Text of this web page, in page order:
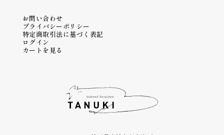
お問い合わせ
プライバシーポリシー
特定商取引法に基づく表記
ログイン
カートを見る